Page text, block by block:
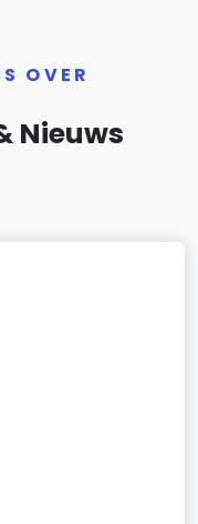
OVER
Nieuws